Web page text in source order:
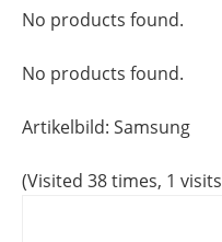
No products found.
No products found.
Artikelbild: Samsung
(Visited 38 times, 1